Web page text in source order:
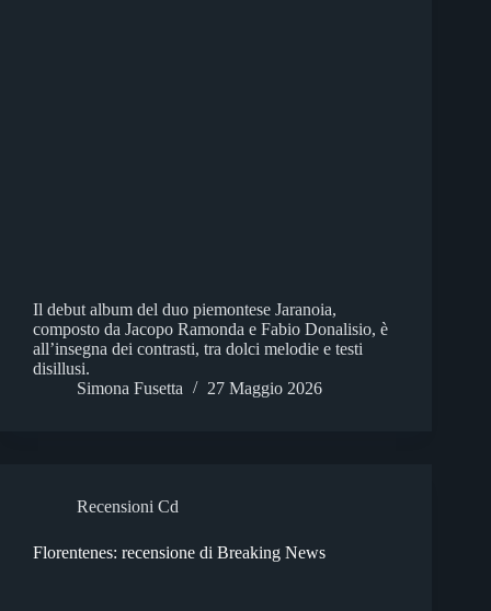
Il debut album del duo piemontese Jaranoia,
composto da Jacopo Ramonda e Fabio Donalisio, è
all’insegna dei contrasti, tra dolci melodie e testi
disillusi.
Simona Fusetta
27 Maggio 2026
Recensioni Cd
Florentenes: recensione di Breaking News